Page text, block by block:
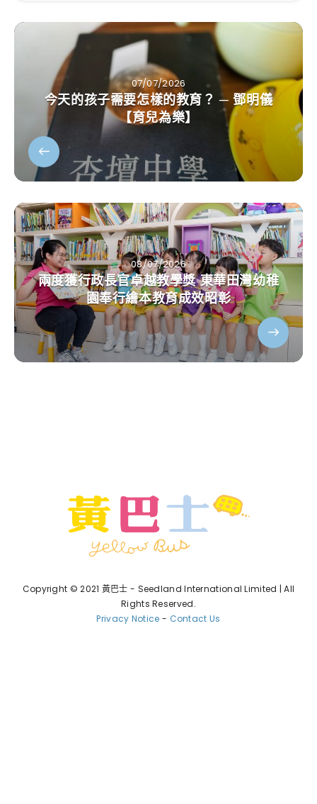
07/07/2026
今天的孩子需要怎樣的教育？ ─ 鄧明儀
【育兒為樂】
08/07/2026
兩度獲行政長官卓越教學獎 東華田灣幼稚
園奉行繪本教育成效昭彰
Copyright © 2021 黃巴士 - Seedland International Limited | All
Rights Reserved.
Privacy Notice - Contact Us